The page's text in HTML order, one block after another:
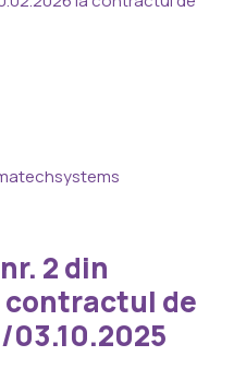
2 din
contractul de
03.10.2025